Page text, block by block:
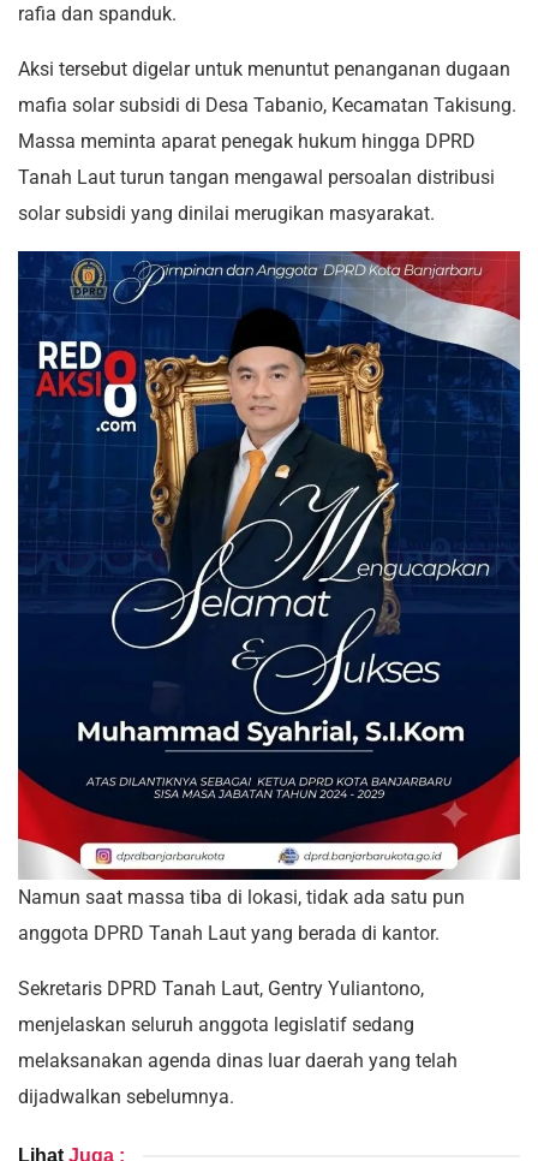
rafia dan spanduk.
Aksi tersebut digelar untuk menuntut penanganan dugaan
mafia solar subsidi di Desa Tabanio, Kecamatan Takisung.
Massa meminta aparat penegak hukum hingga DPRD
Tanah Laut turun tangan mengawal persoalan distribusi
solar subsidi yang dinilai merugikan masyarakat.
Namun saat massa tiba di lokasi, tidak ada satu pun
anggota DPRD Tanah Laut yang berada di kantor.
Sekretaris DPRD Tanah Laut, Gentry Yuliantono,
menjelaskan seluruh anggota legislatif sedang
melaksanakan agenda dinas luar daerah yang telah
dijadwalkan sebelumnya.
Lihat Juga :